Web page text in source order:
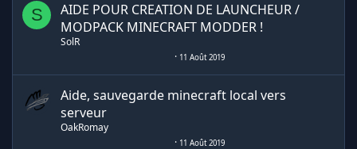
S
AIDE POUR CREATION DE LAUNCHEUR /
MODPACK MINECRAFT MODDER !
SolR
11 Août 2019
Aide, sauvegarde minecraft local vers
serveur
OakRomay
11 Août 2019